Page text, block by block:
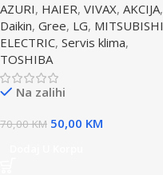
AZURI, HAIER, VIVAX, AKCIJA,
Daikin, Gree, LG, MITSUBISHI
ELECTRIC, Servis klima,
TOSHIBA
Na zalihi
70,00KM 50,00 KM